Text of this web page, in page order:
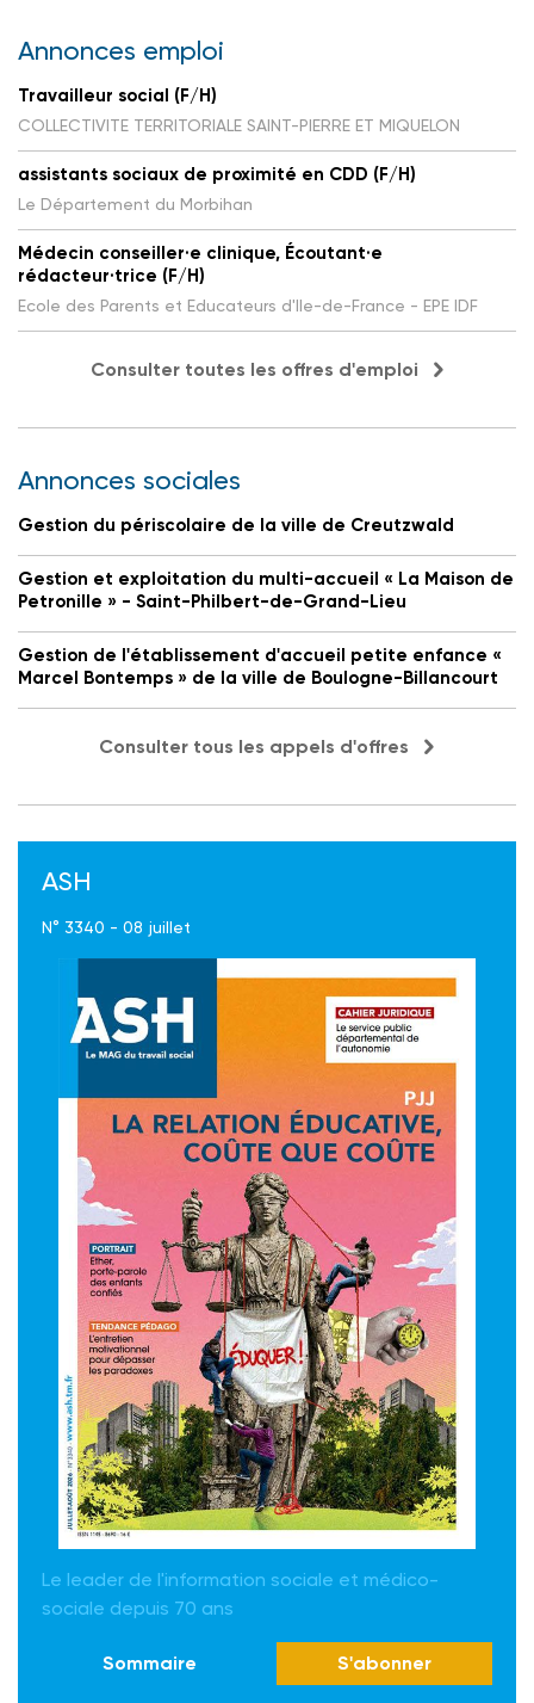
Annonces emploi
Travailleur social (F/H)
COLLECTIVITE TERRITORIALE SAINT-PIERRE ET MIQUELON
assistants sociaux de proximité en CDD (F/H)
Le Département du Morbihan
Médecin conseiller·e clinique, Écoutant·e
rédacteur·trice (F/H)
Ecole des Parents et Educateurs d'Ile-de-France - EPE IDF
Consulter toutes les offres d'emploi
Annonces sociales
Gestion du périscolaire de la ville de Creutzwald
Gestion et exploitation du multi-accueil « La Maison de
Petronille » - Saint-Philbert-de-Grand-Lieu
Gestion de l'établissement d'accueil petite enfance «
Marcel Bontemps » de la ville de Boulogne-Billancourt
Consulter tous les appels d'offres
ASH
N° 3340 - 08 juillet
Le leader de l'information sociale et médico-
sociale depuis 70 ans
Sommaire S'abonner